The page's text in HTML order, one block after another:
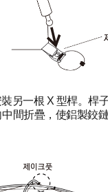
另一根 X 型桿。桿
間折疊，使鋁製鉸